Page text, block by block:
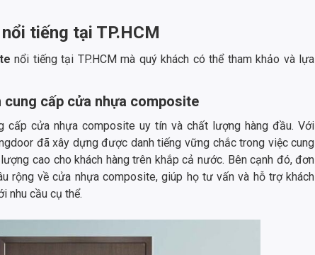
tiếng tại TP.HCM
nổi tiếng tại TP.HCM mà quý khách có thể tham khảo và lựa
cấp cửa nhựa composite
cấp cửa nhựa composite uy tín và chất lượng hàng đầu. Với
đã xây dựng được danh tiếng vững chắc trong việc cung
cao cho khách hàng trên khắp cả nước. Bên cạnh đó, đơn
rộng về cửa nhựa composite, giúp họ tư vấn và hỗ trợ khách
nhu cầu cụ thể.